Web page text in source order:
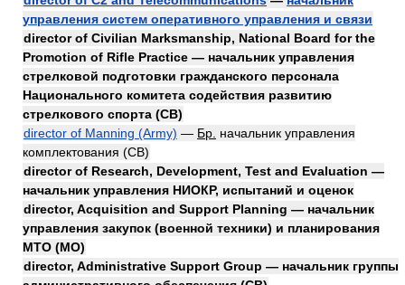
управления систем оперативного управления и связи
director of Civilian Marksmanship, National Board for the
Promotion of Rifle Practice — начальник управления
стрелковой подготовки гражданского персонала
Национального комитета содействия развитию
стрелкового спорта (СВ)
director of Manning (Army) — Бр. начальник управления
комплектования (СВ)
director of Research, Development, Test and Evaluation —
начальник управления НИОКР, испытаний и оценок
director, Acquisition and Support Planning — начальник
управления закупок (военной техники) и планирования
МТО (МО)
director, Administrative Support Group — начальник группы